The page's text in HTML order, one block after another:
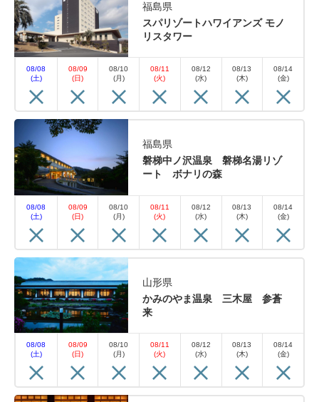
福島県
スパリゾートハワイアンズ モノ
リスタワー
08/08
(土)
08/09
(日)
08/10
(月)
08/11
(火)
08/12
(水)
08/13
(木)
08/14
(金)
福島県
磐梯中ノ沢温泉 磐梯名湯リゾ
ート ボナリの森
08/08
(土)
08/09
(日)
08/10
(月)
08/11
(火)
08/12
(水)
08/13
(木)
08/14
(金)
山形県
かみのやま温泉 三木屋 参蒼
来
08/08
(土)
08/09
(日)
08/10
(月)
08/11
(火)
08/12
(水)
08/13
(木)
08/14
(金)